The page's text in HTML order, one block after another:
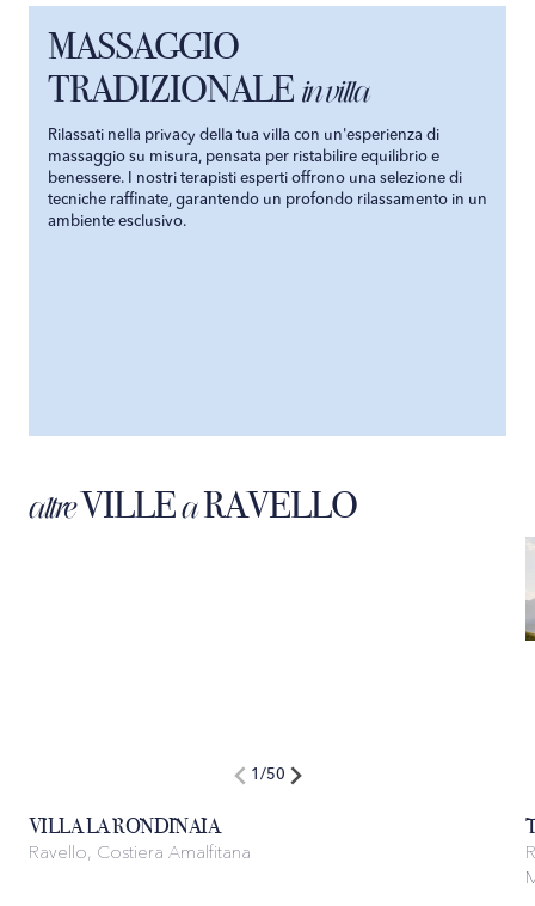
MASSAGGIO
TRADIZIONALE in villa
Rilassati nella privacy della tua villa con un'esperienza di
massaggio su misura, pensata per ristabilire equilibrio e
benessere. I nostri terapisti esperti offrono una selezione di
tecniche raffinate, garantendo un profondo rilassamento in un
ambiente esclusivo.
altreVILLEaRAVELLO
1 /50
VILLA LA RONDINAIA
Ravello, Costiera Amalfitana